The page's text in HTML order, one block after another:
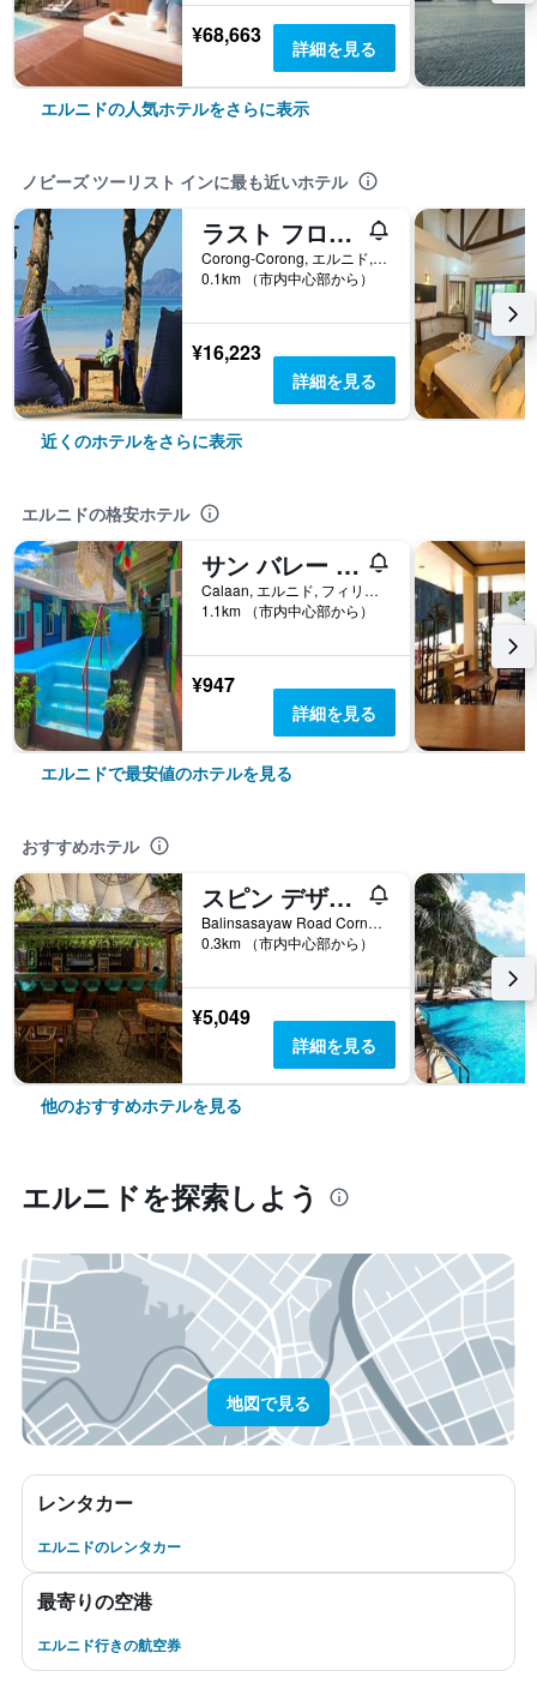
¥68,663 詳細を見る
エルニドの人気ホテルをさらに表示
ノビーズ ツーリスト インに最も近いホテル
ラスト フロンティア ビーチ リゾート - アダルト オンリー
Corong-Corong, エルニド, フィリピン
0.1km （市内中心部から）
¥16,223
詳細を見る
近くのホテルをさらに表示
エルニドの格安ホテル
サン バレー イン
Calaan, エルニド, フィリピン
1.1km （市内中心部から）
¥947
詳細を見る
エルニドで最安値のホテルを見る
おすすめホテル
スピン デザイナー ホステル エル ニド
Balinsasayaw Road Corner Calle Real, エルニド, フィリピン
0.3km （市内中心部から）
¥5,049
詳細を見る
他のおすすめホテルを見る
エルニド​を探索しよう
地図で見る
レンタカー
エルニドのレンタカー
最寄りの空港
エルニド行きの航空券